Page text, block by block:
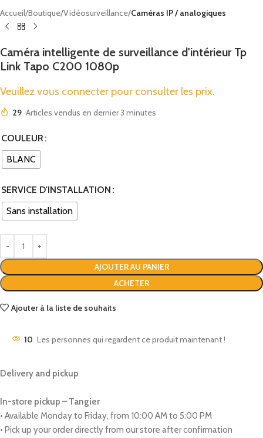
Accueil Boutique Vidéosurveillance Caméras IP / analogiques
Caméra intelligente de surveillance d'intérieur Tp
Link Tapo C200 1080p
Veuillez vous connecter pour consulter les prix.
29 Articles vendus en dernier 3 minutes
COULEUR
BLANC
SERVICE D'INSTALLATION
Sans installation
AJOUTER AU PANIER
ACHETER
Ajouter à la liste de souhaits
10 Les personnes qui regardent ce produit maintenant !
Delivery and pickup
In-store pickup – Tangier
• Available Monday to Friday, from 10:00 AM to 5:00 PM
• Pick up your order directly from our store after confirmation